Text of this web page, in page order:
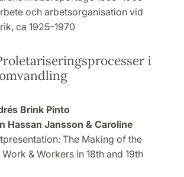
och arbetsorganisation vid
ca 1925–1970
i
Brink Pinto
Hassan Jansson & Caroline
The Making of the
& Workers in 18th and 19th